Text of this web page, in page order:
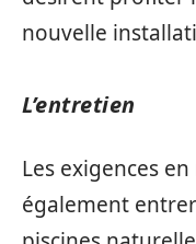
nouvelle
L’entretien
Les exigences
également